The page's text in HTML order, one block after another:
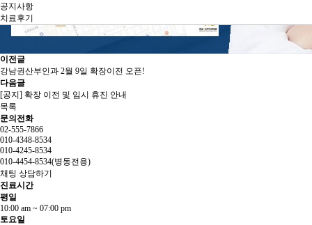
공지사항
치료후기
이전글
강남권산부인과 2월 9일 확장이전 오픈!
다음글
[공지] 확장 이전 및 임시 휴진 안내
목록
문의전화
02-555-7866
010-4348-8534
010-4245-8534
010-4454-8534(병동전용)
채팅 상담하기
진료시간
평일
10:00 am ~ 07:00 pm
토요일